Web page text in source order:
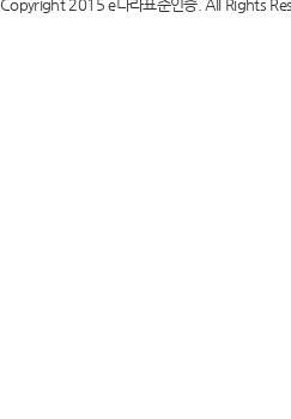
Copyright 2015 e나라표준인증. All Rights